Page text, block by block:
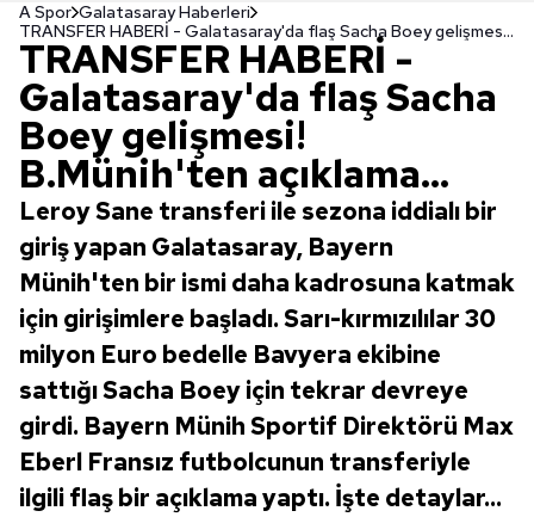
A Spor Galatasaray Haberleri
TRANSFER HABERİ - Galatasaray'da flaş Sacha Boey gelişmesi! B.Münih'ten açıklama...
TRANSFER HABERİ -
Galatasaray'da flaş Sacha
Boey gelişmesi!
B.Münih'ten açıklama...
Leroy Sane transferi ile sezona iddialı bir
giriş yapan Galatasaray, Bayern
Münih'ten bir ismi daha kadrosuna katmak
için girişimlere başladı. Sarı-kırmızılılar 30
milyon Euro bedelle Bavyera ekibine
sattığı Sacha Boey için tekrar devreye
girdi. Bayern Münih Sportif Direktörü Max
Eberl Fransız futbolcunun transferiyle
ilgili flaş bir açıklama yaptı. İşte detaylar...